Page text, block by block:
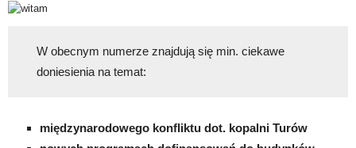
W obecnym numerze znajdują się min. ciekawe
doniesienia na temat:
międzynarodowego konfliktu dot. kopalni Turów